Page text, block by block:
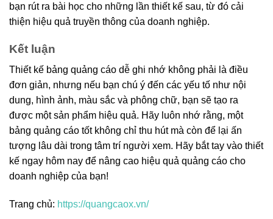
bạn rút ra bài học cho những lần thiết kế sau, từ đó cải
thiện hiệu quả truyền thông của doanh nghiệp.
Kết luận
Thiết kế bảng quảng cáo dễ ghi nhớ không phải là điều
đơn giản, nhưng nếu bạn chú ý đến các yếu tố như nội
dung, hình ảnh, màu sắc và phông chữ, bạn sẽ tạo ra
được một sản phẩm hiệu quả. Hãy luôn nhớ rằng, một
bảng quảng cáo tốt không chỉ thu hút mà còn để lại ấn
tượng lâu dài trong tâm trí người xem. Hãy bắt tay vào thiết
kế ngay hôm nay để nâng cao hiệu quả quảng cáo cho
doanh nghiệp của bạn!
Trang chủ: https://quangcaox.vn/